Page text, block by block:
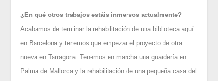
¿En qué otros trabajos estáis inmersos actualmente?
Acabamos de terminar la rehabilitación de una biblioteca aquí
en Barcelona y tenemos que empezar el proyecto de otra
nueva en Tarragona. Tenemos en marcha una guardería en
Palma de Mallorca y la rehabilitación de una pequeña casa del